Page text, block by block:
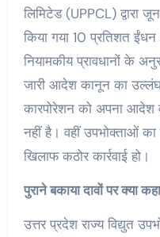
लिमिटेड (UPPCL) द्वारा
किया गया 10 प्रतिशत
नियामकीय प्रावधानों के
जारी आदेश कानून का
कारपोरेशन को अपना आदेश
नहीं है। वहीं उपभोक्ताओं
खिलाफ कठोर कार्रवाई हो।
पुराने बकाया दावों पर क्या
उत्तर प्रदेश राज्य विद्युत